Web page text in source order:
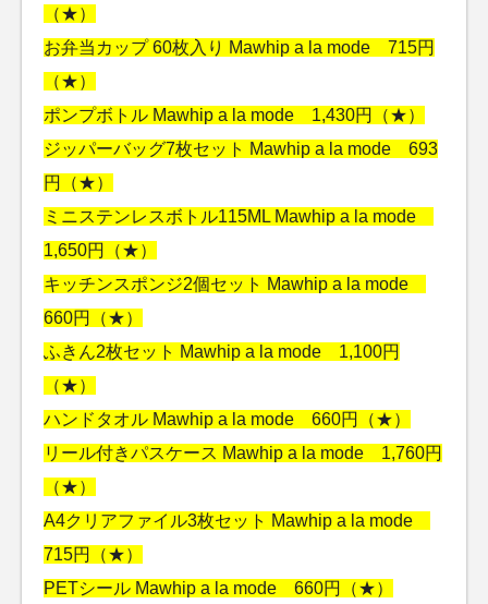
（★）
お弁当カップ 60枚入り Mawhip a la mode 715円
（★）
ポンプボトル Mawhip a la mode 1,430円（★）
ジッパーバッグ7枚セット Mawhip a la mode 693
円（★）
ミニステンレスボトル115ML Mawhip a la mode
1,650円（★）
キッチンスポンジ2個セット Mawhip a la mode
660円（★）
ふきん2枚セット Mawhip a la mode 1,100円
（★）
ハンドタオル Mawhip a la mode 660円（★）
リール付きパスケース Mawhip a la mode 1,760円
（★）
A4クリアファイル3枚セット Mawhip a la mode
715円（★）
PETシール Mawhip a la mode 660円（★）